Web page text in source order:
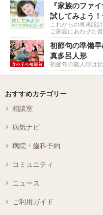
『家族のファ
試してみよう
これからの将来設
ご家庭にあわせた
初節句の準備
真多呂人形
初節句の雛人形は
おすすめカテゴリー
相談室
病気ナビ
病院・歯科予約
コミュニティ
ニュース
ご利用ガイド